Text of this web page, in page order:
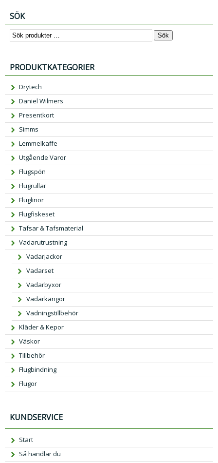
SÖK
Sök
PRODUKTKATEGORIER
Drytech
Daniel Wilmers
Presentkort
Simms
Lemmelkaffe
Utgående Varor
Flugspön
Flugrullar
Fluglinor
Flugfiskeset
Tafsar & Tafsmaterial
Vadarutrustning
Vadarjackor
Vadarset
Vadarbyxor
Vadarkängor
Vadningstillbehör
Kläder & Kepor
Väskor
Tillbehör
Flugbindning
Flugor
KUNDSERVICE
Start
Så handlar du